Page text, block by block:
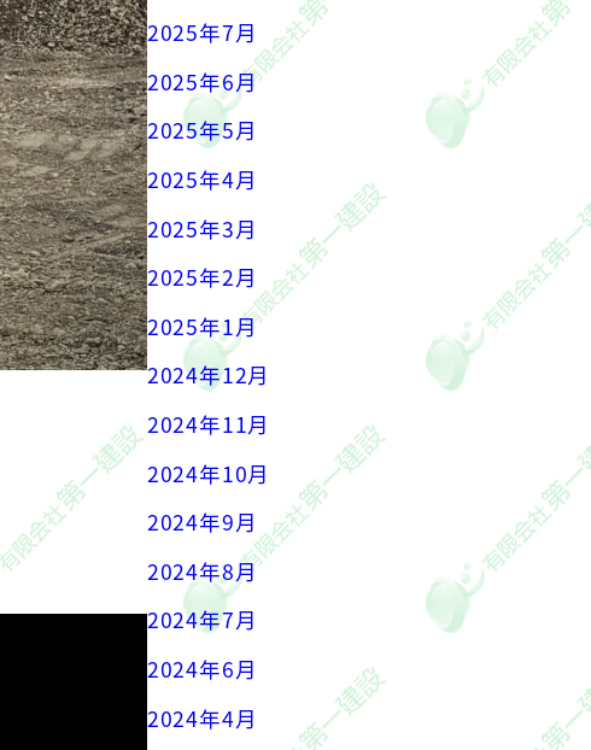
2025年7月
2025年6月
2025年5月
2025年4月
2025年3月
2025年2月
2025年1月
2024年12月
2024年11月
2024年10月
2024年9月
2024年8月
2024年7月
2024年6月
2024年4月